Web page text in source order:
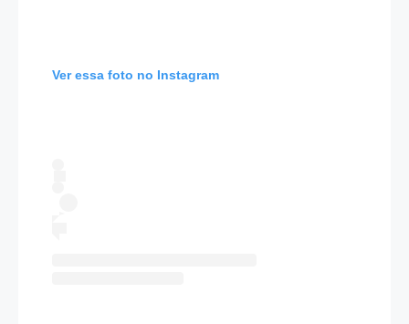
Ver essa foto no Instagram